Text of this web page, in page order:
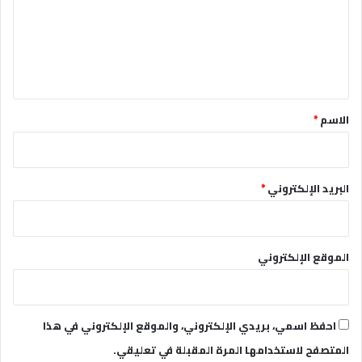
*الاسم*
البريد الإلكتروني*
الموقع الإلكتروني
احفظ اسمي، بريدي الإلكتروني، والموقع الإلكتروني في هذا
المتصفح لاستخدامها المرة المقبلة في تعليقي.